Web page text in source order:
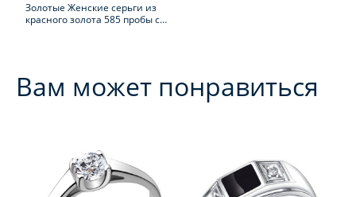
Золотые Женские серьги из
красного золота 585 пробы с
Вам может понравиться